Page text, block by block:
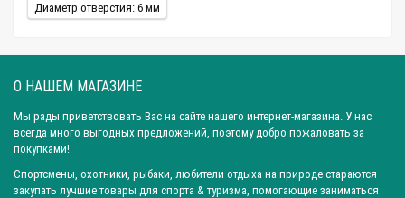
Диаметр отверстия: 6 мм
О НАШЕМ МАГАЗИНЕ
Мы рады приветствовать Вас на сайте нашего интернет-магазина. У нас
всегда много выгодных предложений, поэтому добро пожаловать за
покупками!
Спортсмены, охотники, рыбаки, любители отдыха на природе стараются
закупать лучшие товары для спорта & туризма, помогающие заниматься